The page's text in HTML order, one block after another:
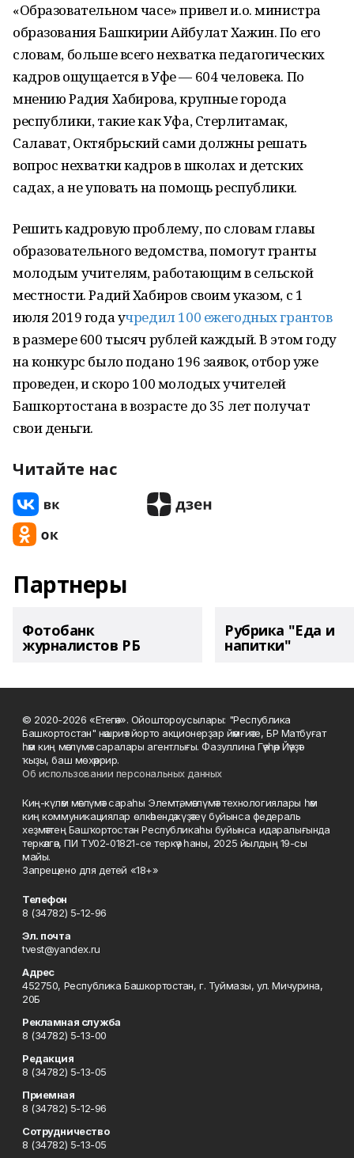
«Образовательном часе» привел и.о. министра
образования Башкирии Айбулат Хажин. По его
словам, больше всего нехватка педагогических
кадров ощущается в Уфе — 604 человека. По
мнению Радия Хабирова, крупные города
республики, такие как Уфа, Стерлитамак,
Салават, Октябрьский сами должны решать
вопрос нехватки кадров в школах и детских
садах, а не уповать на помощь республики.
Решить кадровую проблему, по словам главы
образовательного ведомства, помогут гранты
молодым учителям, работающим в сельской
местности. Радий Хабиров своим указом, с 1
июля 2019 года учредил 100 ежегодных грантов
в размере 600 тысяч рублей каждый. В этом году
на конкурс было подано 196 заявок, отбор уже
проведен, и скоро 100 молодых учителей
Башкортостана в возрасте до 35 лет получат
свои деньги.
Читайте нас
Партнеры
Фотобанк
журналистов РБ
Рубрика "Еда и
напитки"
© 2020-2026 «Етегән». Ойоштороусылары: "Республика
Башкортостан" нәшриәт йорто акционерҙар йәмғиәте, БР Матбуғат
һәм киң мәғлүмәт саралары агентлығы. Фазуллина Гәүһәр Йәүҙәт
ҡыҙы, баш мөхәррир.
Об использовании персональных данных
Киң-күләм мәғлүмәт сараһы Элемтә, мәғлүмәт технологиялары һәм
киң коммуникациялар өлкәһендә күҙәтеү буйынса федераль
хеҙмәттең Башҡортостан Республикаһы буйынса идаралығында
теркәлгән, ПИ ТУ02-01821-се теркәү һаны, 2025 йылдың 19-сы
майы.
Запрещено для детей «18+»
Телефон
8 (34782) 5-12-96
Эл. почта
tvest@yandex.ru
Адрес
452750, Республика Башкортостан, г. Туймазы, ул. Мичурина,
20Б
Рекламная служба
8 (34782) 5-13-00
Редакция
8 (34782) 5-13-05
Приемная
8 (34782) 5-12-96
Сотрудничество
8 (34782) 5-13-05